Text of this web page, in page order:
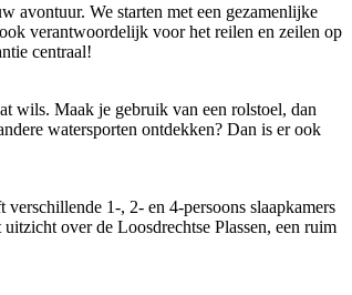
avontuur. We starten met een gezamenlijke
verantwoordelijk voor het reilen en zeilen op
centraal!
wils. Maak je gebruik van een rolstoel, dan
watersporten ontdekken? Dan is er ook
1-, 2- en 4-persoons slaapkamers
over de Loosdrechtse Plassen, een ruim